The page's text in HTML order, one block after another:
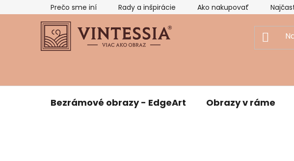
na
Prečo sme iní Rady a inšpirácie Ako nakupovať
Bezrámové obrazy - EdgeArt Obrazy v ráme